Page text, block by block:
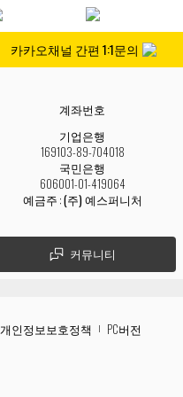
카카오채널 간편 1:1문의
계좌번호
기업은행
169103-89-704018
국민은행
606001-01-419064
예금주 :(주) 예스퍼니처
커뮤니티
개인정보보호정책 PC버전